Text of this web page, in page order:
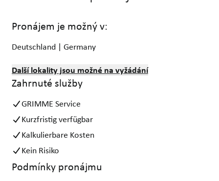
Pronájem je možný v:
Deutschland | Germany
Další lokality jsou možné na vyžádání
Zahrnuté služby
GRIMME Service
Kurzfristig verfügbar
Kalkulierbare Kosten
Kein Risiko
Podmínky pronájmu